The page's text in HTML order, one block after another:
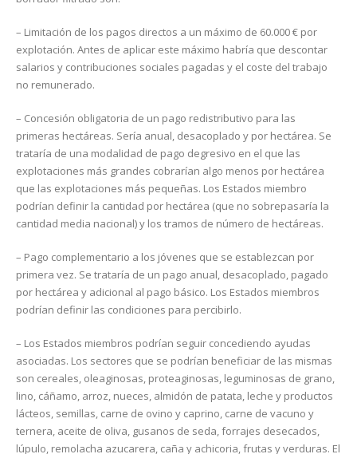
– Limitación de los pagos directos a un máximo de 60.000 € por
explotación. Antes de aplicar este máximo habría que descontar
salarios y contribuciones sociales pagadas y el coste del trabajo
no remunerado.
– Concesión obligatoria de un pago redistributivo para las
primeras hectáreas. Sería anual, desacoplado y por hectárea. Se
trataría de una modalidad de pago degresivo en el que las
explotaciones más grandes cobrarían algo menos por hectárea
que las explotaciones más pequeñas. Los Estados miembro
podrían definir la cantidad por hectárea (que no sobrepasaría la
cantidad media nacional) y los tramos de número de hectáreas.
– Pago complementario a los jóvenes que se establezcan por
primera vez. Se trataría de un pago anual, desacoplado, pagado
por hectárea y adicional al pago básico. Los Estados miembros
podrían definir las condiciones para percibirlo.
– Los Estados miembros podrían seguir concediendo ayudas
asociadas. Los sectores que se podrían beneficiar de las mismas
son cereales, oleaginosas, proteaginosas, leguminosas de grano,
lino, cáñamo, arroz, nueces, almidón de patata, leche y productos
lácteos, semillas, carne de ovino y caprino, carne de vacuno y
ternera, aceite de oliva, gusanos de seda, forrajes desecados,
lúpulo, remolacha azucarera, caña y achicoria, frutas y verduras. El